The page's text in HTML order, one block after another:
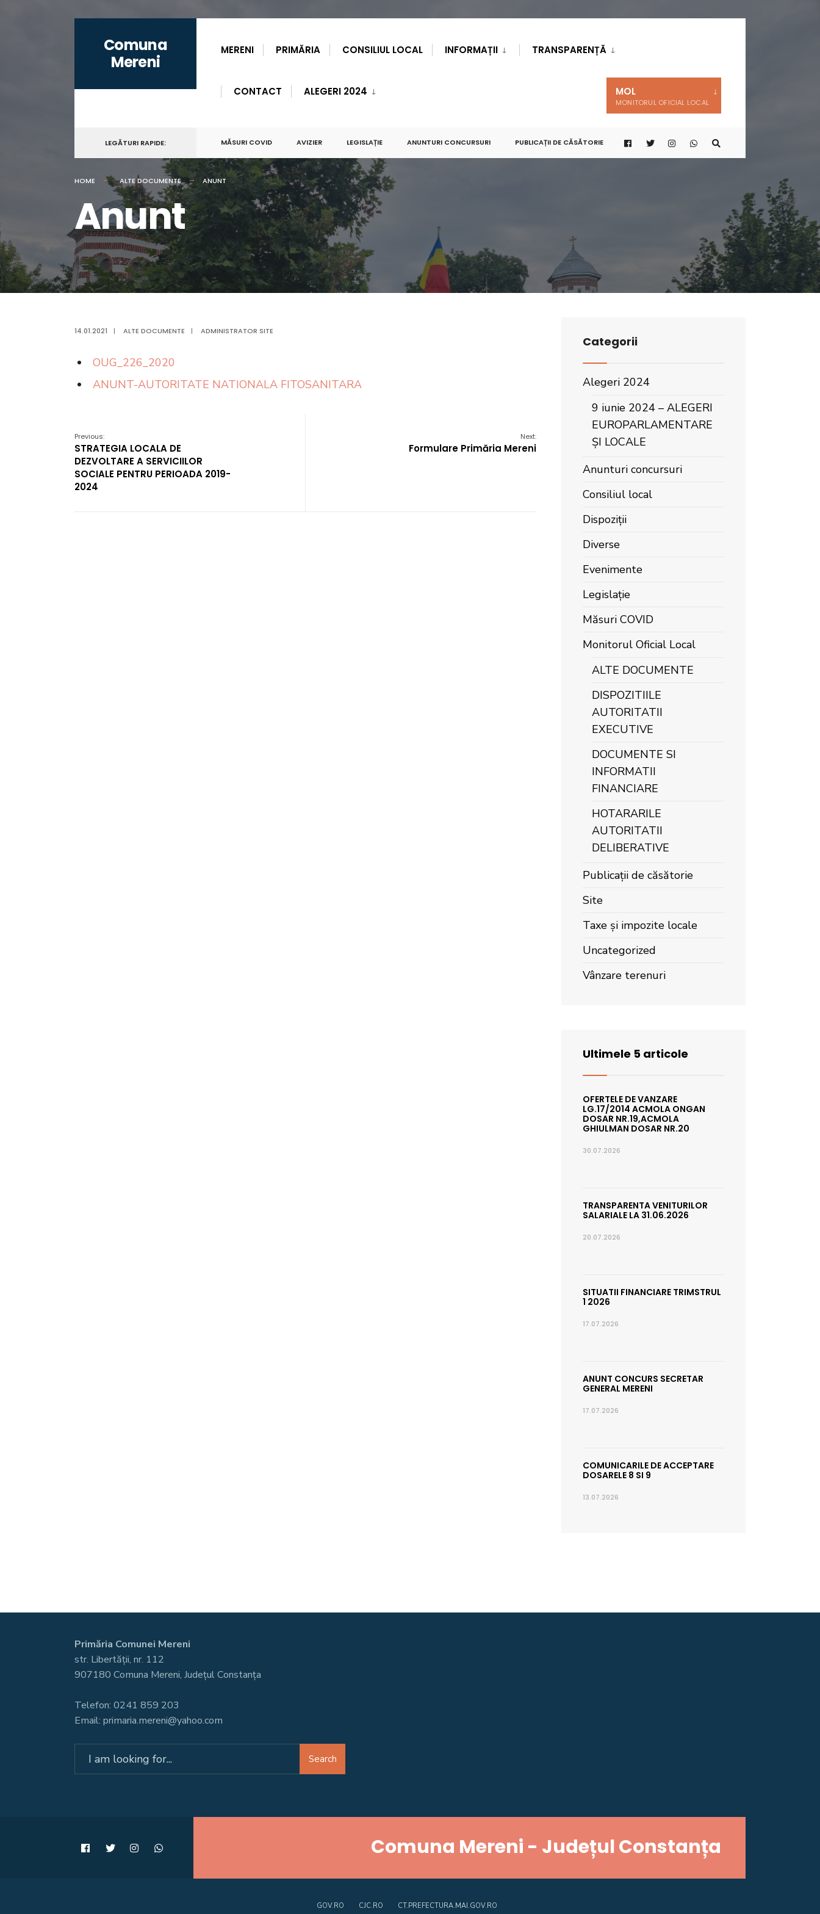
content
Comuna
Mereni
MERENI PRIMĂRIA CONSILIUL LOCAL INFORMAȚII TRANSPARENȚĂ
MOL
MONITORUL OFICIAL LOCAL
CONTACT ALEGERI 2024
LEGĂTURI RAPIDE: MĂSURI COVID AVIZIER LEGISLAȚIE ANUNTURI CONCURSURI PUBLICAȚII DE CĂSĂTORIE
HOME ALTE DOCUMENTE ANUNT
Anunt
14.01.2021 | ALTE DOCUMENTE | ADMINISTRATOR SITE
OUG_226_2020
ANUNT-AUTORITATE NATIONALA FITOSANITARA
Previous:
STRATEGIA LOCALA DE
DEZVOLTARE A SERVICIILOR
SOCIALE PENTRU PERIOADA 2019-
2024
Next:
Formulare Primăria Mereni
Categorii
Alegeri 2024
9 iunie 2024 – ALEGERI
EUROPARLAMENTARE
ȘI LOCALE
Anunturi concursuri
Consiliul local
Dispoziții
Diverse
Evenimente
Legislație
Măsuri COVID
Monitorul Oficial Local
ALTE DOCUMENTE
DISPOZITIILE
AUTORITATII
EXECUTIVE
DOCUMENTE SI
INFORMATII
FINANCIARE
HOTARARILE
AUTORITATII
DELIBERATIVE
Publicații de căsătorie
Site
Taxe și impozite locale
Uncategorized
Vânzare terenuri
Ultimele 5 articole
OFERTELE DE VANZARE
LG.17/2014 ACMOLA ONGAN
DOSAR NR.19,ACMOLA
GHIULMAN DOSAR NR.20
30.07.2026
TRANSPARENTA VENITURILOR
SALARIALE LA 31.06.2026
20.07.2026
SITUATII FINANCIARE TRIMSTRUL
1 2026
17.07.2026
ANUNT CONCURS SECRETAR
GENERAL MERENI
17.07.2026
COMUNICARILE DE ACCEPTARE
DOSARELE 8 SI 9
13.07.2026
Primăria Comunei Mereni
str. Libertății, nr. 112
907180 Comuna Mereni, Județul Constanța
Telefon: 0241 859 203
Email: primaria.mereni@yahoo.com
Search
Comuna Mereni - Județul Constanța
GOV.RO CJC.RO CT.PREFECTURA.MAI.GOV.RO